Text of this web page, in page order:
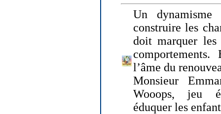
Un dynamisme
construire les
doit marquer les
l’âme du
Monsieur
Wooops, jeu
éduquer les